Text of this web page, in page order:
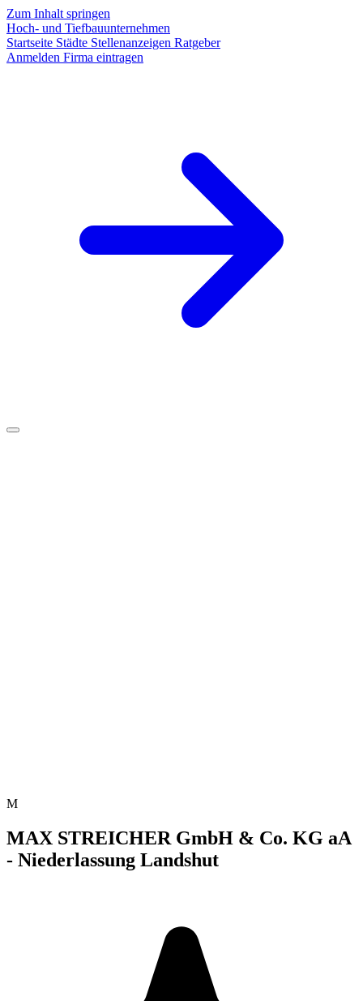
Zum Inhalt springen
Hoch- und Tiefbauunternehmen
Startseite Städte Stellenanzeigen Ratgeber
Anmelden Firma eintragen
M
MAX STREICHER GmbH & Co. KG aA
- Niederlassung Landshut